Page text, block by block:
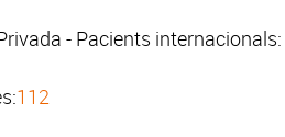
- Pacients internacionals:
112